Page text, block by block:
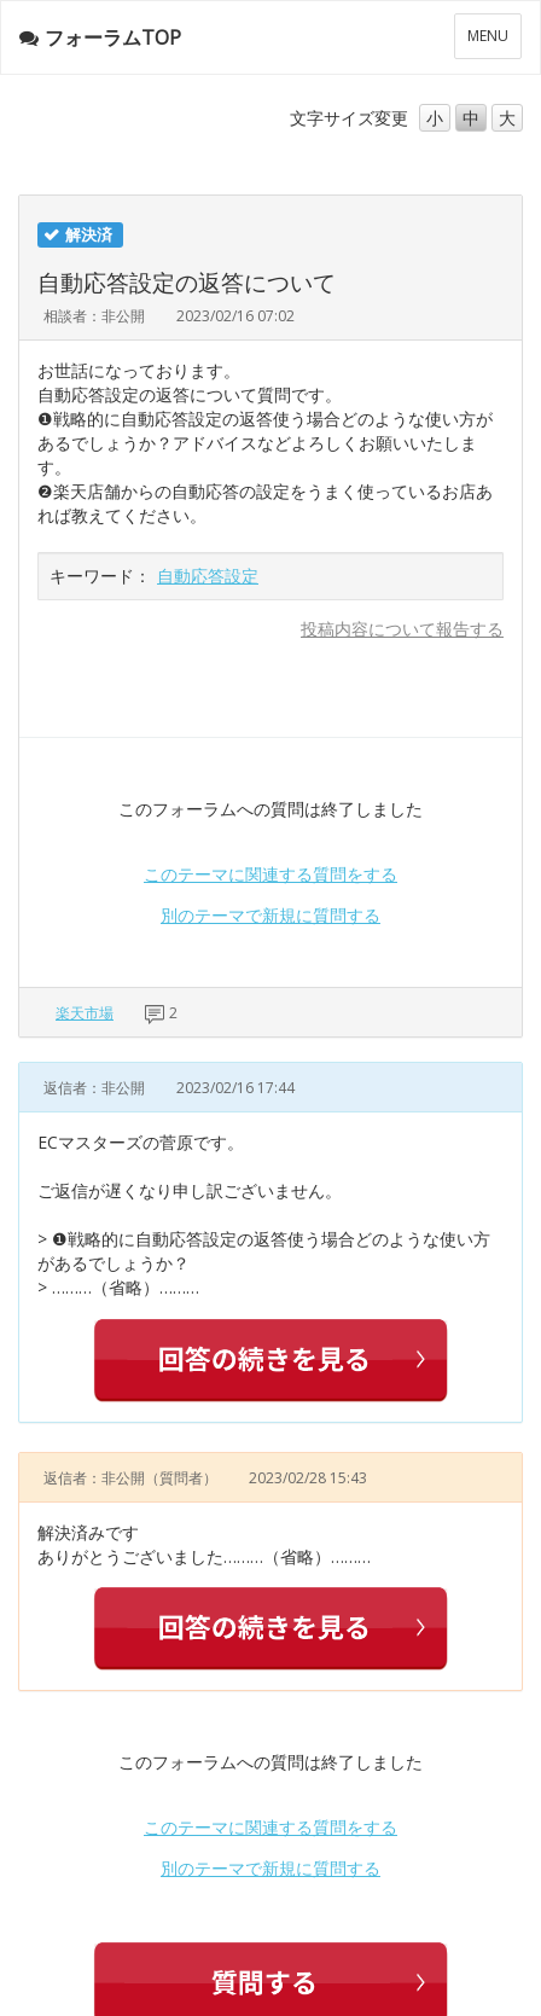
メ
ニ
ー
MENU
フォーラムTOP
文字サイズ変更 小 中 大
解決済
自動応答設定の返答について
相談者：非公開 2023/02/16 07:02
お世話になっております。
自動応答設定の返答について質問です。
❶戦略的に自動応答設定の返答使う場合どのような使い方が
あるでしょうか？アドバイスなどよろしくお願いいたしま
す。
❷楽天店舗からの自動応答の設定をうまく使っているお店あ
れば教えてください。
キーワード： 自動応答設定
投稿内容について報告する
このフォーラムへの質問は終了しました
このテーマに関連する質問をする
別のテーマで新規に質問する
楽天市場 2
返信者：非公開 2023/02/16 17:44
ECマスターズの菅原です。
ご返信が遅くなり申し訳ございません。
> ❶戦略的に自動応答設定の返答使う場合どのような使い方
があるでしょうか？
> ………（省略）………
返信者：非公開 （質問者） 2023/02/28 15:43
解決済みです
ありがとうございました………（省略）………
このフォーラムへの質問は終了しました
このテーマに関連する質問をする
別のテーマで新規に質問する